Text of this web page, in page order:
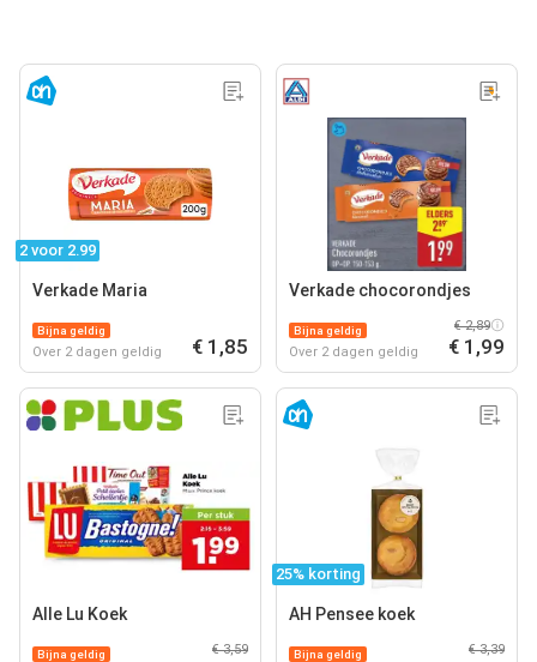
2 voor 2.99
Verkade Maria
Bijna geldig
Over 2 dagen geldig € 1,85
Verkade chocorondjes
Bijna geldig
Over 2 dagen geldig
€ 2,89
€ 1,99
Alle Lu Koek
Bijna geldig € 3,59
25% korting
AH Pensee koek
Bijna geldig € 3,39